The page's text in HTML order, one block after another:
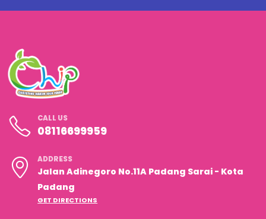
CALL US
08116699959
ADDRESS
Jalan Adinegoro No.11A Padang Sarai - Kota
Padang
GET DIRECTIONS